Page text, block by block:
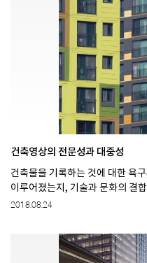
건축영상의 전문성과 대중성
건축물을 기록하는 것에 대한 욕
이루어졌는지, 기술과 문화의 결
2018.08.24